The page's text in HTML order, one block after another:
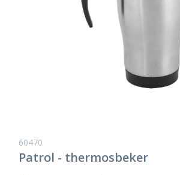
60470
Patrol - thermosbeker